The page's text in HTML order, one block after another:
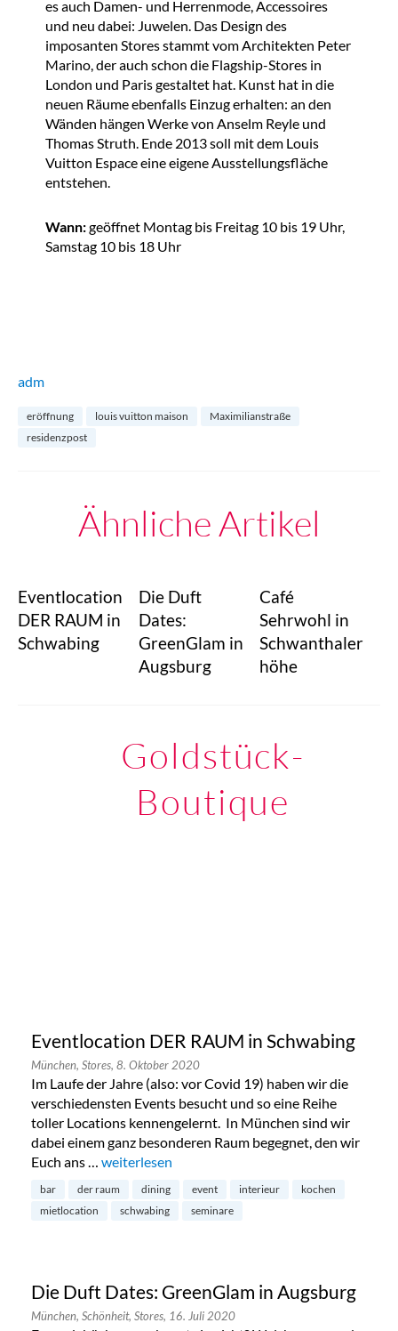
es auch Damen- und Herrenmode, Accessoires
und neu dabei: Juwelen. Das Design des
imposanten Stores stammt vom Architekten Peter
Marino, der auch schon die Flagship-Stores in
London und Paris gestaltet hat. Kunst hat in die
neuen Räume ebenfalls Einzug erhalten: an den
Wänden hängen Werke von Anselm Reyle und
Thomas Struth. Ende 2013 soll mit dem Louis
Vuitton Espace eine eigene Ausstellungsfläche
entstehen.
Wann:geöffnet Montag bis Freitag 10 bis 19 Uhr,
Samstag 10 bis 18 Uhr
adm
eröffnung louis vuitton maison
Maximilianstraße
residenzpost
Ähnliche Artikel
Eventlocation
DER RAUM in
Schwabing
Die Duft
Dates:
GreenGlam in
Augsburg
Café
Sehrwohl in
Schwanthaler
höhe
Goldstück-
Boutique
Eventlocation DER RAUM in Schwabing
München, Stores, 8. Oktober 2020
Im Laufe der Jahre (also: vor Covid 19) haben wir die
verschiedensten Events besucht und so eine Reihe
toller Locations kennengelernt. In München sind wir
dabei einem ganz besonderen Raum begegnet, den wir
Euch ans … „Eventlocation DER RAUM in Schwabing“
weiterlesen
bar der raum dining event interieur
kochen
mietlocation
schwabing seminare
Die Duft Dates: GreenGlam in Augsburg
München, Schönheit, Stores, 16. Juli 2020